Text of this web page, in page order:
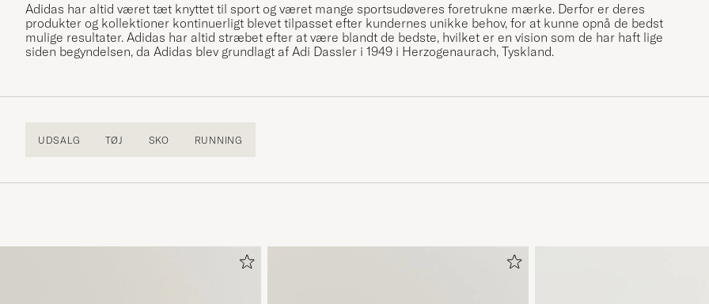
Adidas har altid været tæt knyttet til sport og været mange sportsudøveres foretrukne mærke. Derfor er deres
produkter og kollektioner kontinuerligt blevet tilpasset efter kundernes unikke behov, for at kunne opnå de bedst
mulige resultater. Adidas har altid stræbet efter at være blandt de bedste, hvilket er en vision som de har haft lige
siden begyndelsen, da Adidas blev grundlagt af Adi Dassler i 1949 i Herzogenaurach, Tyskland.
UDSALG TØJ SKO RUNNING